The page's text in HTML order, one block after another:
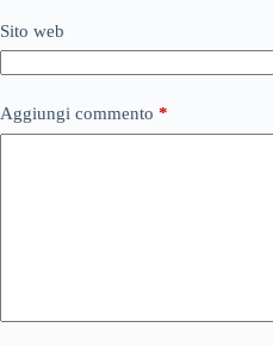
Sito web
Aggiungi commento *